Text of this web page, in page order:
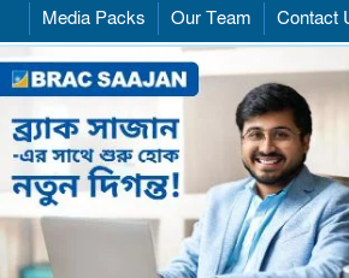
Media Packs Our Team Contact